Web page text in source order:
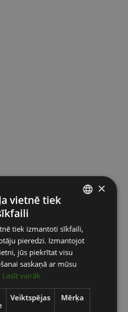
ENGLISH
RUSSIAN
×
vietnē tiek
tiek izmantoti sīkfaili,
pieredzi. Izmantojot
jūs piekrītat visu
saskaņā ar mūsu
Lasīt vairāk
Veiktspējas Mērķa